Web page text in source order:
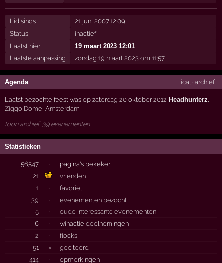
Lid sinds
21 juni 2007 12:09
Status
inactief
Laatst hier
19 maart 2023 12:01
Laatste aanpassing
zondag 19 maart 2023 om 11:57
Agenda ical· archief
Laatst bezochte feest was op zaterdag 20 oktober 2012:Headhunterz
Ziggo Dome ,Amsterdam
toon archief, 39 evenementen
Statistieken
56547 ·
pagina's bekeken
21
vrienden
1
·
favoriet
39
·
evenementen bezocht
5
·
oude interessante evenementen
6
·
winactie deelnemingen
2
·
flocks
51
×
geciteerd
414
·
opmerkingen